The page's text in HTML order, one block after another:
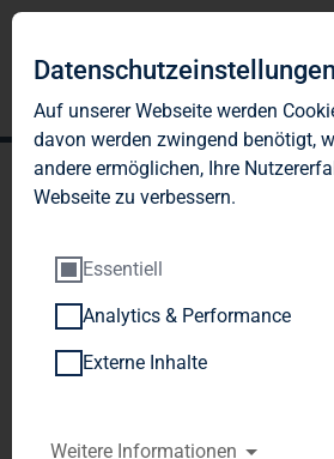
BESETZUNG
Datenschutzeinstellungen
Auf unserer Webseite werden
davon werden zwingend benötigt,
andere ermöglichen, Ihre
Webseite zu verbessern.
Essentiell
Analytics & Performance
Externe Inhalte
Weitere Informationen